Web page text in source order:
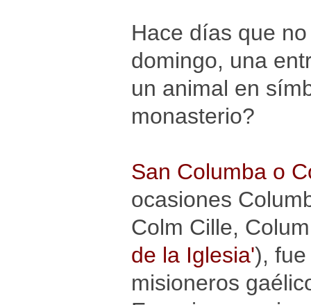
Hace días que
domingo, una
un animal en
monasterio?
San Columba o
ocasiones
Colm Cille,
de la Iglesia'),
misioneros